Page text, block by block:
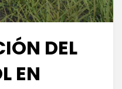
DEL
EN